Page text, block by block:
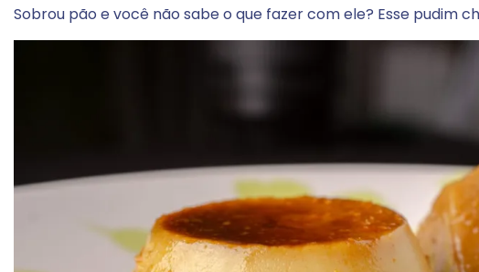
Sobrou pão e você não sabe o que fazer com ele? Esse pudim